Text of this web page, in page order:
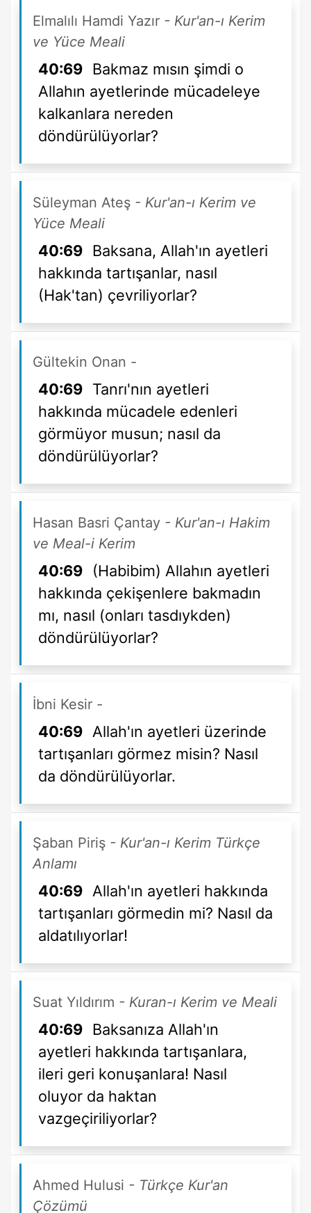
Elmalılı Hamdi Yazır - Kur'an-ı Kerim
ve Yüce Meali
40:69
Bakmaz mısın şimdi o
Allahın ayetlerinde mücadeleye
kalkanlara nereden
döndürülüyorlar?
Süleyman Ateş - Kur'an-ı Kerim ve
Yüce Meali
40:69
Baksana, Allah'ın ayetleri
hakkında tartışanlar, nasıl
(Hak'tan) çevriliyorlar?
Gültekin Onan -
40:69 Tanrı'nın ayetleri
hakkında mücadele edenleri
görmüyor musun; nasıl da
döndürülüyorlar?
Hasan Basri Çantay - Kur'an-ı Hakim
ve Meal-i Kerim
40:69
(Habibim) Allahın ayetleri
hakkında çekişenlere bakmadın
mı, nasıl (onları tasdıykden)
döndürülüyorlar?
İbni Kesir -
40:69 Allah'ın ayetleri üzerinde
tartışanları görmez misin? Nasıl
da döndürülüyorlar.
Şaban Piriş - Kur'an-ı Kerim Türkçe
Anlamı
40:69 Allah'ın ayetleri hakkında
tartışanları görmedin mi? Nasıl da
aldatılıyorlar!
Suat Yıldırım - Kuran-ı Kerim ve Meali
40:69
Baksanıza Allah'ın
ayetleri hakkında tartışanlara,
ileri geri konuşanlara! Nasıl
oluyor da haktan
vazgeçiriliyorlar?
Ahmed Hulusi - Türkçe Kur'an
Çözümü